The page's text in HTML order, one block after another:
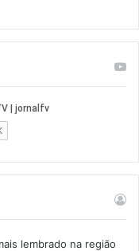
lembrado na região